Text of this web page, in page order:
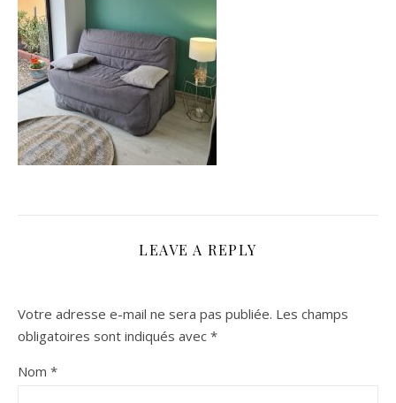
LEAVE A REPLY
Votre adresse e-mail ne sera pas publiée. Les champs
obligatoires sont indiqués avec *
Nom *